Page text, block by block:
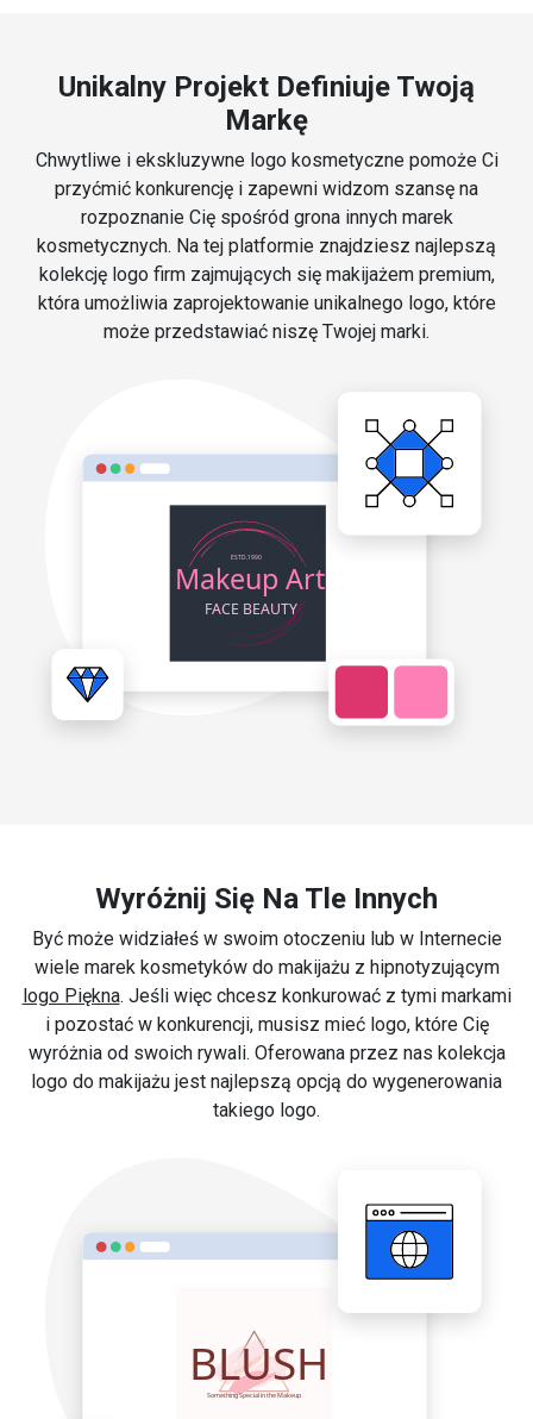
Unikalny Projekt Definiuje Twoją
Markę
Chwytliwe i ekskluzywne logo kosmetyczne pomoże Ci
przyćmić konkurencję i zapewni widzom szansę na
rozpoznanie Cię spośród grona innych marek
kosmetycznych. Na tej platformie znajdziesz najlepszą
kolekcję logo firm zajmujących się makijażem premium,
która umożliwia zaprojektowanie unikalnego logo, które
może przedstawiać niszę Twojej marki.
Wyróżnij Się Na Tle Innych
Być może widziałeś w swoim otoczeniu lub w Internecie
wiele marek kosmetyków do makijażu z hipnotyzującym
logo Piękna. Jeśli więc chcesz konkurować z tymi markami
i pozostać w konkurencji, musisz mieć logo, które Cię
wyróżnia od swoich rywali. Oferowana przez nas kolekcja
logo do makijażu jest najlepszą opcją do wygenerowania
takiego logo.